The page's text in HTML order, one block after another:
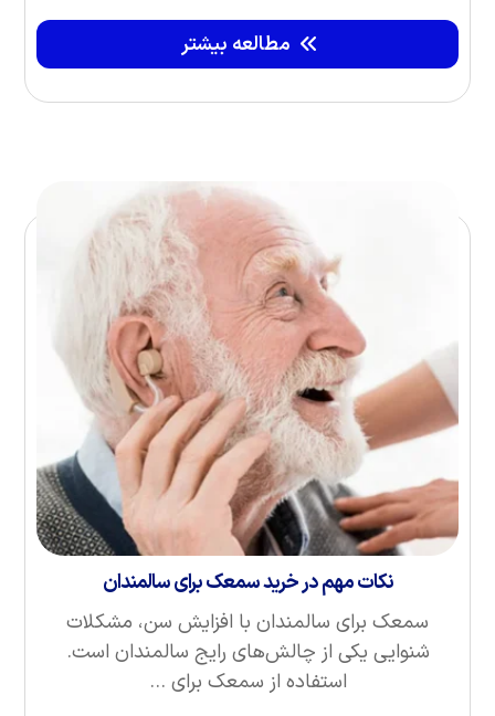
مطالعه بیشتر
نکات مهم در خرید سمعک برای سالمندان
سمعک برای سالمندان با افزایش سن، مشکلات
شنوایی یکی از چالش‌های رایج سالمندان است.
استفاده از سمعک برای ...